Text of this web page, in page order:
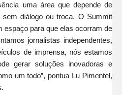
uma área que depende de
diálogo ou troca. O Summit
espaço para que elas ocorram de
jornalistas independentes,
de imprensa, nós estamos
gerar soluções inovadoras e
um todo”, pontua Lu Pimentel,